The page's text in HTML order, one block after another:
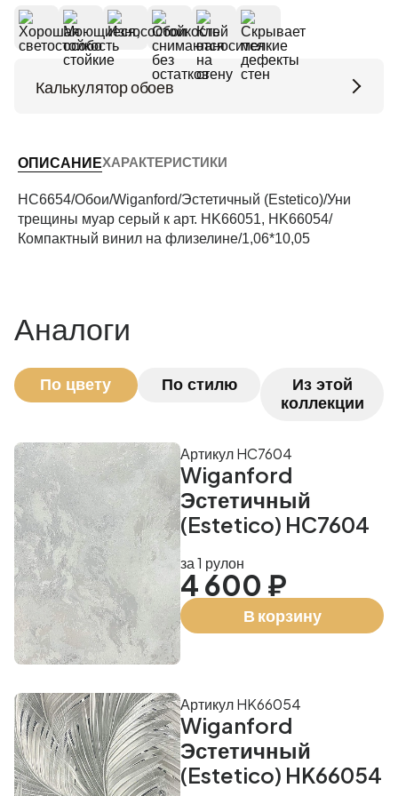
Калькулятор обоев
Периметр комнаты (м)
ОПИСАНИЕХАРАКТЕРИСТИКИ
HC6654/Обои/Wiganford/Эстетичный (Estetico)/Уни
трещины муар серый к арт. HK66051, HK66054/
Компактный винил на флизелине/1,06*10,05
Аналоги
По цвету По стилю
Из этой
коллекции
Wiganford
Эстетичный
(Estetico) HC7604
Артикул HC7604
за 1 рулон
4 600 ₽
В корзину
Wiganford
Эстетичный
(Estetico) HK66054
Артикул HK66054